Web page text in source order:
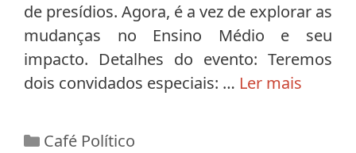
de presídios. Agora, é a vez de explorar as
mudanças no Ensino Médio e seu
impacto. Detalhes do evento: Teremos
dois convidados especiais: … Ler mais
Categorias
Café Político